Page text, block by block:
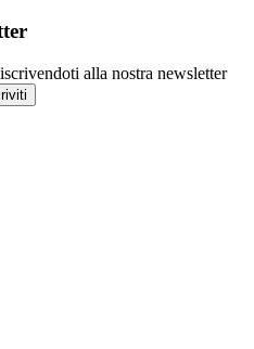
alla nostra newsletter